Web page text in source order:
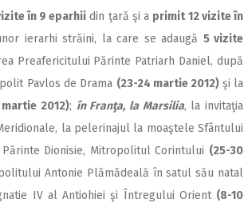
în 9 eparhii din ţară şi a primit 12 vizite în
ierarhi străini, la care se adaugă 5 vizite
Preafericitului Părinte Patriarh Daniel, după
Pavlos de Drama (23-24 martie 2012) şi la
2012); în Franţa, la Marsilia, la invitaţia
la pelerinajul la moaştele Sfântului
Dionisie, Mitropolitul Corintului (25-30
Antonie Plămădeală în satul său natal
IV al Antiohiei şi Întregului Orient (8-10